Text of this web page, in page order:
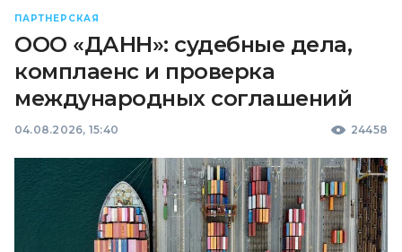
ПАРТНЕРСКАЯ
ООО «ДАНН»: судебные дела,
комплаенс и проверка
международных соглашений
04.08.2026, 15:40 24458